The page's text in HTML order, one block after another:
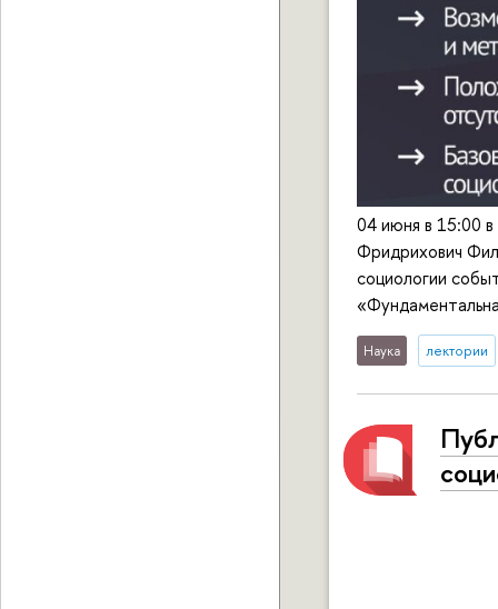
04 июня в 15:00
Фридрихович
социологии
Наука лектории